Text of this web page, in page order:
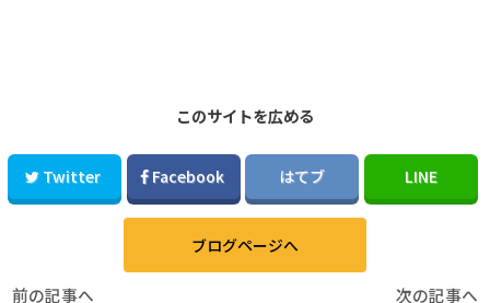
このサイトを広める
Twitter Facebook はてブ LINE
ブログページへ
前の記事へ 次の記事へ